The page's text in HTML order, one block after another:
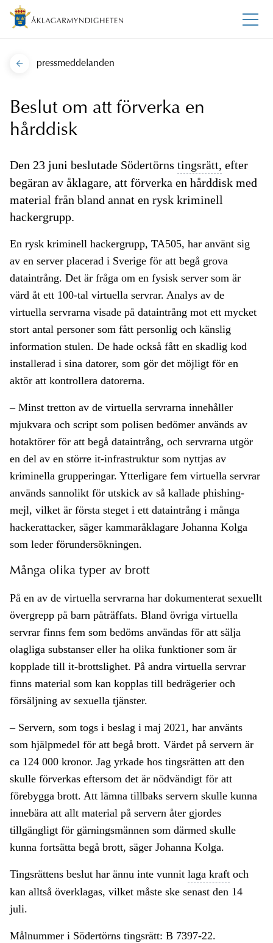
pressmeddelanden
Beslut om att förverka en
hårddisk
Den 23 juni beslutade Södertörns tingsrätt, efter
begäran av åklagare, att förverka en hårddisk med
material från bland annat en rysk kriminell
hackergrupp.
En rysk kriminell hackergrupp, TA505, har använt sig
av en server placerad i Sverige för att begå grova
dataintrång. Det är fråga om en fysisk server som är
värd åt ett 100-tal virtuella servrar. Analys av de
virtuella servrarna visade på dataintrång mot ett mycket
stort antal personer som fått personlig och känslig
information stulen. De hade också fått en skadlig kod
installerad i sina datorer, som gör det möjligt för en
aktör att kontrollera datorerna.
– Minst tretton av de virtuella servrarna innehåller
mjukvara och script som polisen bedömer används av
hotaktörer för att begå dataintrång, och servrarna utgör
en del av en större it-infrastruktur som nyttjas av
kriminella grupperingar. Ytterligare fem virtuella servrar
används sannolikt för utskick av så kallade phishing-
mejl, vilket är första steget i ett dataintrång i många
hackerattacker, säger kammaråklagare Johanna Kolga
som leder förundersökningen.
Många olika typer av brott
På en av de virtuella servrarna har dokumenterat sexuellt
övergrepp på barn påträffats. Bland övriga virtuella
servrar finns fem som bedöms användas för att sälja
olagliga substanser eller ha olika funktioner som är
kopplade till it-brottslighet. På andra virtuella servrar
finns material som kan kopplas till bedrägerier och
försäljning av sexuella tjänster.
– Servern, som togs i beslag i maj 2021, har använts
som hjälpmedel för att begå brott. Värdet på servern är
ca 124 000 kronor. Jag yrkade hos tingsrätten att den
skulle förverkas eftersom det är nödvändigt för att
förebygga brott. Att lämna tillbaks servern skulle kunna
innebära att allt material på servern åter gjordes
tillgängligt för gärningsmännen som därmed skulle
kunna fortsätta begå brott, säger Johanna Kolga.
Tingsrättens beslut har ännu inte vunnit laga kraft och
kan alltså överklagas, vilket måste ske senast den 14
juli.
Målnummer i Södertörns tingsrätt: B 7397-22.